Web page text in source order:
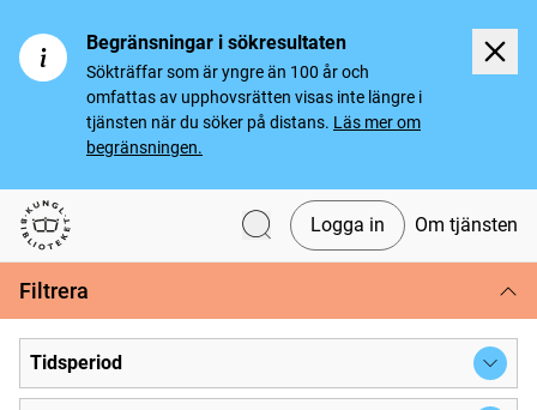
Begränsningar i sökresultaten
Sökträffar som är yngre än 100 år och
omfattas av upphovsrätten visas inte längre i
tjänsten när du söker på distans. Läs mer om
begränsningen.
Svenska tidningar
Logga in Om tjänsten
Filtrera
Tidsperiod